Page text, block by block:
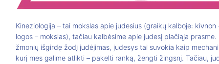
Kineziologija – tai mokslas apie judesius (graikų kalboje: kiνnon
logos – mokslas), tačiau kalbėsime apie judesį plačiąja prasme.
žmonių išgirdę žodį judėjimas, judesys tai suvokia kaip
kurį mes galime atlikti – pakelti ranką, žengti žingsnį. Tačiau,